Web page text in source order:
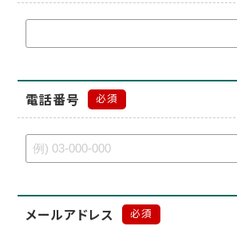
電話番号 必須
メールアドレス 必須